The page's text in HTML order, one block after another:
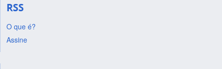
RSS
O que é?
Assine